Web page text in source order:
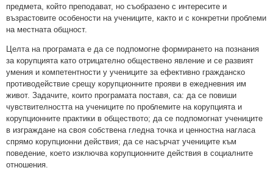
предмета, който преподават, но съобразено с интересите и
възрастовите особености на учениците, както и с конкретни проблеми
на местната общност.
Целта на програмата е да се подпомогне формирането на познания
за корупцията като отрицателно обществено явление и се развият
умения и компетентности у учениците за ефективно гражданско
противодействие срещу корупционните прояви в ежедневния им
живот. Задачите, които програмата поставя, са: да се повиши
чувствителността на учениците по проблемите на корупцията и
корупционните практики в обществото; да се подпомогнат учениците
в изграждане на своя собствена гледна точка и ценностна нагласа
спрямо корупционни действия; да се насърчат учениците към
поведение, което изключва корупционните действия в социалните
отношения.